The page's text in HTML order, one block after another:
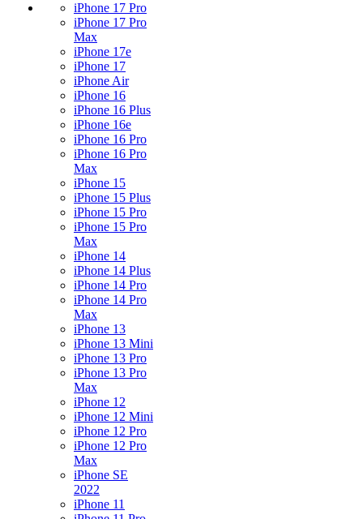
iPhone 17 Pro
iPhone 17 Pro
Max
iPhone 17e
iPhone 17
iPhone Air
iPhone 16
iPhone 16 Plus
iPhone 16e
iPhone 16 Pro
iPhone 16 Pro
Max
iPhone 15
iPhone 15 Plus
iPhone 15 Pro
iPhone 15 Pro
Max
iPhone 14
iPhone 14 Plus
iPhone 14 Pro
iPhone 14 Pro
Max
iPhone 13
iPhone 13 Mini
iPhone 13 Pro
iPhone 13 Pro
Max
iPhone 12
iPhone 12 Mini
iPhone 12 Pro
iPhone 12 Pro
Max
iPhone SE
2022
iPhone 11